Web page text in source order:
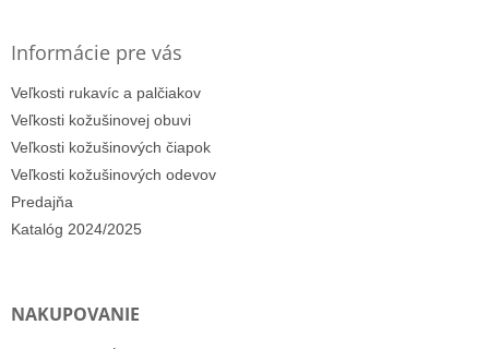
Informácie pre vás
Veľkosti rukavíc a palčiakov
Veľkosti kožušinovej obuvi
Veľkosti kožušinových čiapok
Veľkosti kožušinových odevov
Predajňa
Katalóg 2024/2025
NAKUPOVANIE